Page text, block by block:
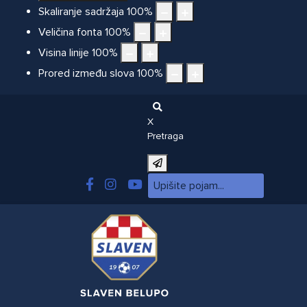
Skaliranje sadržaja 100%
Veličina fonta 100%
Visina linije 100%
Prored između slova 100%
X
Pretraga